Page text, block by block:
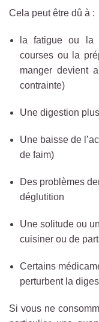
Cela peut être dû à :
la fatigue ou la
courses ou la
manger devient
contrainte)
Une digestion
Une baisse de
de faim)
Des problèmes
déglutition
Une solitude ou
cuisiner ou de
Certains
perturbent la
Si vous ne